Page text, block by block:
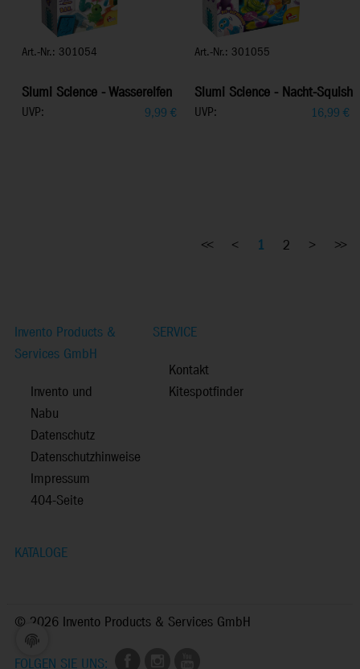
Art.-Nr.: 301054
Slumi Science - Wasserelfen
UVP: 9,99 €
Art.-Nr.: 301055
Slumi Science - Nacht-Squish
UVP: 16,99 €
<< < 1 2 > >>
Invento Products &
Services GmbH
Invento und
Nabu
Datenschutz
Datenschutzhinweise
Impressum
404-Seite
SERVICE
Kontakt
Kitespotfinder
KATALOGE
© 2026 Invento Products & Services GmbH
FOLGEN SIE UNS: